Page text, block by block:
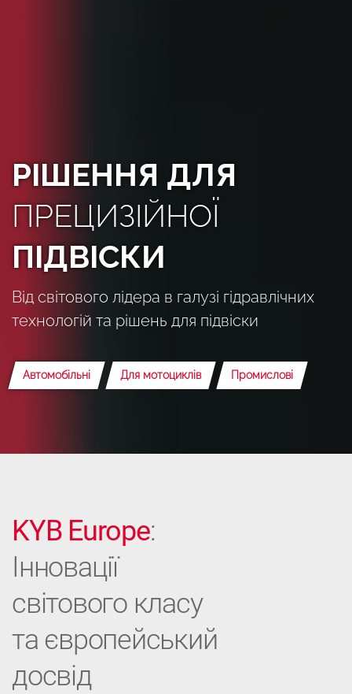
РІШЕННЯ ДЛЯ
ПРЕЦИЗІЙНОЇ
ПІДВІСКИ
Від світового лідера в галузі гідравлічних
технологій та рішень для підвіски
Автомобільні Для мотоциклів Промислові
KYB Europe:
Інновації
світового класу
та європейський
досвід